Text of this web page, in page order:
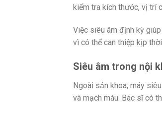
kiểm tra kích thước, vị trí
Việc siêu âm định kỳ
vì có thể can thiệp kịp
Siêu âm trong nội
Ngoài sản khoa, máy
và mạch máu. Bác sĩ có